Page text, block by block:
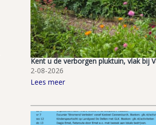
Kent u de verborgen pluktuin, vlak bij
2-08-2026
Lees meer